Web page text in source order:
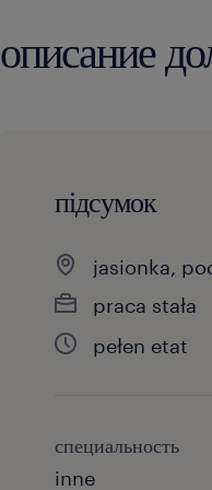
описание
підсумок
jasionka,
praca stała
pełen etat
специальность
inne